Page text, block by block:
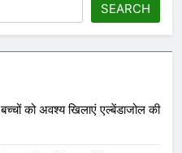
SEARCH
को अवश्य खिलाएं एल्बेंडाजोल की